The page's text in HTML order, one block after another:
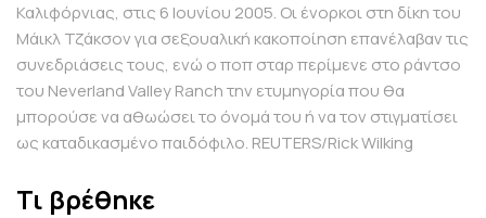
Καλιφόρνιας, στις 6 Ιουνίου 2005. Οι ένορκοι στη δίκη του
Μάικλ Τζάκσον για σεξουαλική κακοποίηση επανέλαβαν τις
συνεδριάσεις τους, ενώ ο ποπ σταρ περίμενε στο ράντσο
του Neverland Valley Ranch την ετυμηγορία που θα
μπορούσε να αθωώσει το όνομά του ή να τον στιγματίσει
ως καταδικασμένο παιδόφιλο. REUTERS/Rick Wilking
Τι βρέθηκε